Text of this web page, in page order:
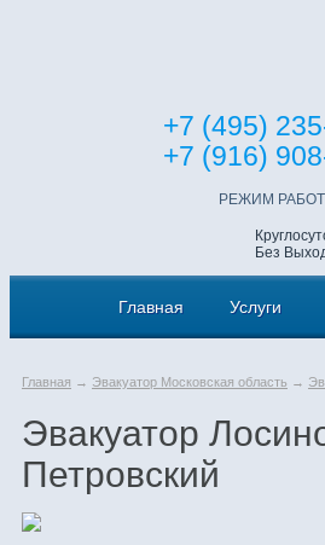
+7 (495)
+7 (916)
РЕЖИМ
Без
Главная Услуги
Главная → Эвакуатор Московская область →
Эвакуатор
Петровский